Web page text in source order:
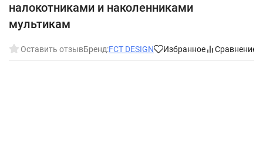
налокотниками и наколенниками
мультикам
Оставить отзывБренд:FCT DESIGN Избранное Сравнение